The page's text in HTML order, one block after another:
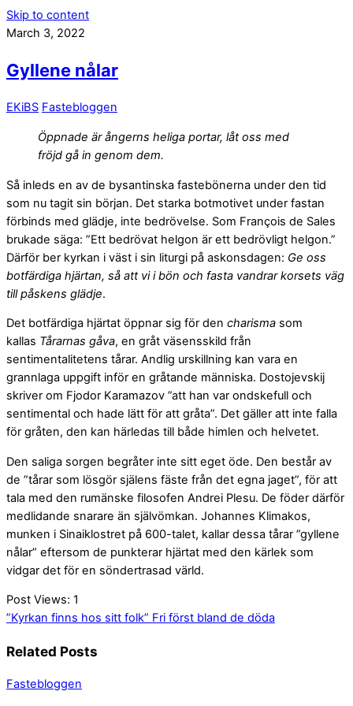
Skip to content
March 3, 2022
Gyllene nålar
EKiBS Fastebloggen
Öppnade är ångerns heliga portar, låt oss med
fröjd gå in genom dem.
Så inleds en av de bysantinska fastebönerna under den tid
som nu tagit sin början. Det starka botmotivet under fastan
förbinds med glädje, inte bedrövelse. Som François de Sales
brukade säga: ”Ett bedrövat helgon är ett bedrövligt helgon.”
Därför ber kyrkan i väst i sin liturgi på askonsdagen: Ge oss
botfärdiga hjärtan, så att vi i bön och fasta vandrar korsets väg
till påskens glädje.
Det botfärdiga hjärtat öppnar sig för den charisma som
kallas Tårarnas gåva, en gråt väsensskild från
sentimentalitetens tårar. Andlig urskillning kan vara en
grannlaga uppgift inför en gråtande människa. Dostojevskij
skriver om Fjodor Karamazov ”att han var ondskefull och
sentimental och hade lätt för att gråta”. Det gäller att inte falla
för gråten, den kan härledas till både himlen och helvetet.
Den saliga sorgen begråter inte sitt eget öde. Den består av
de ”tårar som lösgör själens fäste från det egna jaget”, för att
tala med den rumänske filosofen Andrei Plesu. De föder därför
medlidande snarare än självömkan. Johannes Klimakos,
munken i Sinaiklostret på 600-talet, kallar dessa tårar ”gyllene
nålar” eftersom de punkterar hjärtat med den kärlek som
vidgar det för en söndertrasad värld.
Post Views: 1
”Kyrkan finns hos sitt folk” Fri först bland de döda
Related Posts
Fastebloggen